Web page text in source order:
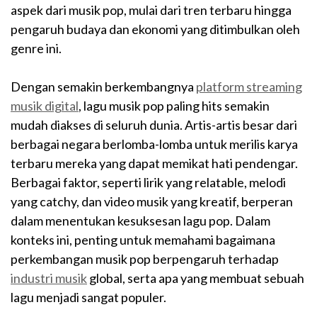
aspek dari musik pop, mulai dari tren terbaru hingga
pengaruh budaya dan ekonomi yang ditimbulkan oleh
genre ini.
Dengan semakin berkembangnya platform streaming
musik digital, lagu musik pop paling hits semakin
mudah diakses di seluruh dunia. Artis-artis besar dari
berbagai negara berlomba-lomba untuk merilis karya
terbaru mereka yang dapat memikat hati pendengar.
Berbagai faktor, seperti lirik yang relatable, melodi
yang catchy, dan video musik yang kreatif, berperan
dalam menentukan kesuksesan lagu pop. Dalam
konteks ini, penting untuk memahami bagaimana
perkembangan musik pop berpengaruh terhadap
industri musikglobal, serta apa yang membuat sebuah
lagu menjadi sangat populer.